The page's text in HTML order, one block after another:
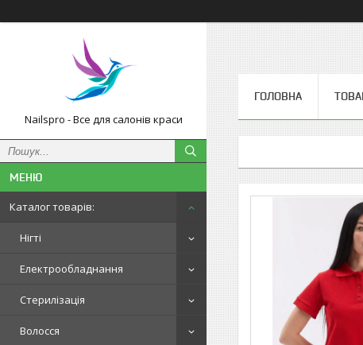
Nailspro - Все для салонів краси
Каталог товарів:
Нігті
Електрообладнання
Стерилізація
Волосся
ГОЛОВНА